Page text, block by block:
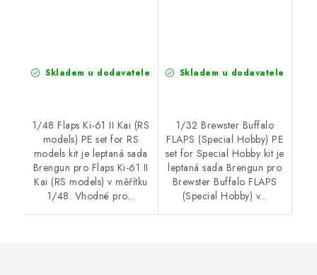
Skladem u dodavatele
1/48 Flaps Ki-61 II Kai (RS
models) PE set for RS
models kit je leptaná sada
Brengun pro Flaps Ki-61 II
Kai (RS models) v měřítku
1/48. Vhodné pro...
Skladem u dodavatele
1/32 Brewster Buffalo
FLAPS (Special Hobby) PE
set for Special Hobby kit je
leptaná sada Brengun pro
Brewster Buffalo FLAPS
(Special Hobby) v...